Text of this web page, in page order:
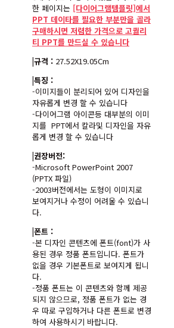
한 페이지는 [다이어그램템플릿]에서
PPT 데이타를 필요한 부분만을 골라
구매하시면 저렴한 가격으로 고퀄리
티 PPT를 만드실 수 있습니다
|규격 : 27.52X19.05Cm
|특징 :
-이미지들이 분리되어 있어 디자인을
자유롭게 변경 할 수 있습니다
-다이어그램 아이콘등 대부분의 이미
지를 PPT에서 칼라및 디자인을 자유
롭게 변경 할 수 있습니다
|권장버전:
-Microsoft PowerPoint 2007
(PPTX 파일)
-2003버전에서는 도형이 이미지로
보여지거나 수정이 어려울 수 있습니
다.
|폰트 :
-본 디자인 콘텐츠에 폰트(font)가 사
용된 경우 정품 폰트입니다. 폰트가
없을 경우 기본폰트로 보여지게 됩니
다.
-정품 폰트는 이 콘텐츠와 함께 제공
되지 않으므로, 정품 폰트가 없는 경
우 따로 구입하거나 다른 폰트로 변경
하여 사용하시기 바랍니다.